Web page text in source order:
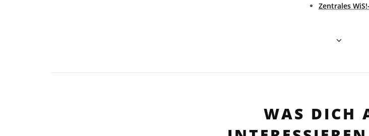
Zentrales
WAS DICH